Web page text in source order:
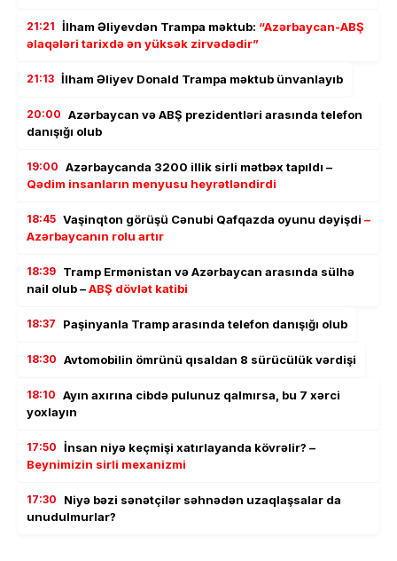
21:21 İlham Əliyevdən Trampa məktub: “Azərbaycan-ABŞ
əlaqələri tarixdə ən yüksək zirvədədir”
21:13 İlham Əliyev Donald Trampa məktub ünvanlayıb
20:00 Azərbaycan və ABŞ prezidentləri arasında telefon
danışığı olub
19:00 Azərbaycanda 3200 illik sirli mətbəx tapıldı –
Qədim insanların menyusu heyrətləndirdi
18:45 Vaşinqton görüşü Cənubi Qafqazda oyunu dəyişdi –
Azərbaycanın rolu artır
18:39 Tramp Ermənistan və Azərbaycan arasında sülhə
nail olub –ABŞ dövlət katibi
18:37 Paşinyanla Tramp arasında telefon danışığı olub
18:30 Avtomobilin ömrünü qısaldan 8 sürücülük vərdişi
18:10 Ayın axırına cibdə pulunuz qalmırsa, bu 7 xərci
yoxlayın
17:50 İnsan niyə keçmişi xatırlayanda kövrəlir? –
Beynimizin sirli mexanizmi
17:30
Niyə bəzi sənətçilər səhnədən uzaqlaşsalar da
unudulmurlar?